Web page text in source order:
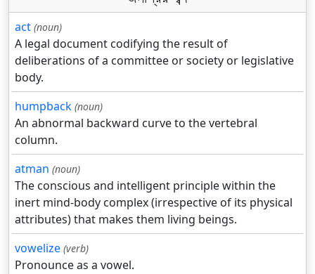
act (noun)
A legal document codifying the result of
deliberations of a committee or society or legislative
body.
humpback (noun)
An abnormal backward curve to the vertebral
column.
atman (noun)
The conscious and intelligent principle within the
inert mind-body complex (irrespective of its physical
attributes) that makes them living beings.
vowelize (verb)
Pronounce as a vowel.